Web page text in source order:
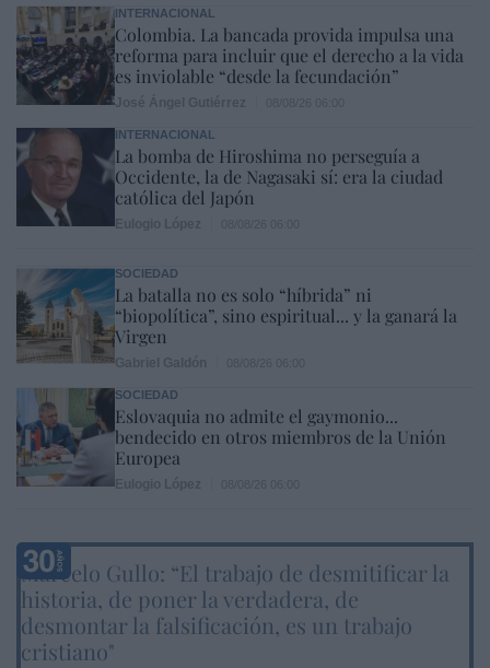
INTERNACIONAL
Colombia. La bancada provida impulsa una
reforma para incluir que el derecho a la vida
es inviolable “desde la fecundación”
INTERNACIONAL
La bomba de Hiroshima no perseguía a
Occidente, la de Nagasaki sí: era la ciudad
católica del Japón
SOCIEDAD
La batalla no es solo “híbrida” ni
“biopolítica”, sino espiritual... y la ganará la
Virgen
SOCIEDAD
Eslovaquia no admite el gaymonio...
bendecido en otros miembros de la Unión
Europea
Marcelo Gullo: “El trabajo de desmitificar la
historia, de poner la verdadera, de
desmontar la falsificación, es un trabajo
cristiano"